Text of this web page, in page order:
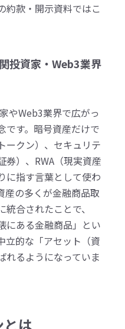
約款・開示資料ではこ
投資家・Web3業界
やWeb3業界で広がっ
です。暗号資産だけで
ークン）、セキュリテ
券）、RWA（現実資産
に指す言葉として使わ
産の多くが金融商品取
合されたことで、
にある金融商品」とい
立的な「アセット（資
れるようになっていま
は